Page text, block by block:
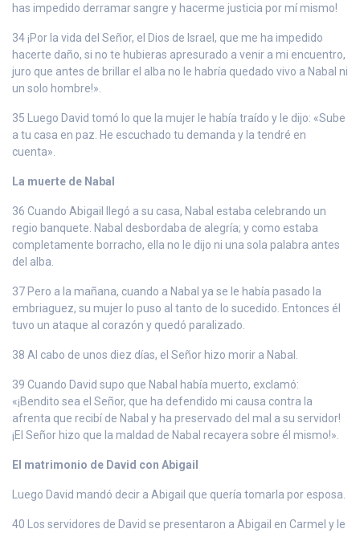
has impedido derramar sangre y hacerme justicia por mí mismo!
34 ¡Por la vida del Señor, el Dios de Israel, que me ha impedido
hacerte daño, si no te hubieras apresurado a venir a mi encuentro,
juro que antes de brillar el alba no le habría quedado vivo a Nabal ni
un solo hombre!».
35 Luego David tomó lo que la mujer le había traído y le dijo: «Sube
a tu casa en paz. He escuchado tu demanda y la tendré en
cuenta».
La muerte de Nabal
36 Cuando Abigail llegó a su casa, Nabal estaba celebrando un
regio banquete. Nabal desbordaba de alegría; y como estaba
completamente borracho, ella no le dijo ni una sola palabra antes
del alba.
37 Pero a la mañana, cuando a Nabal ya se le había pasado la
embriaguez, su mujer lo puso al tanto de lo sucedido. Entonces él
tuvo un ataque al corazón y quedó paralizado.
38 Al cabo de unos diez días, el Señor hizo morir a Nabal.
39 Cuando David supo que Nabal había muerto, exclamó:
«¡Bendito sea el Señor, que ha defendido mi causa contra la
afrenta que recibí de Nabal y ha preservado del mal a su servidor!
¡El Señor hizo que la maldad de Nabal recayera sobre él mismo!».
El matrimonio de David con Abigail
Luego David mandó decir a Abigail que quería tomarla por esposa.
40 Los servidores de David se presentaron a Abigail en Carmel y le